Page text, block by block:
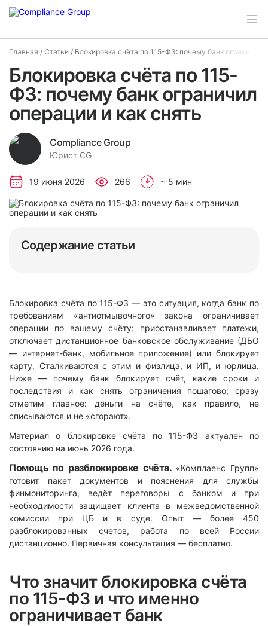
Главная / Статьи / Блокировка счёта по 115-ФЗ: почему банк ограничил операции и как снять
Блокировка счёта по 115-
ФЗ: почему банк ограничил
операции и как снять
Compliance Group
Юрист CG
19 июня 2026 266 ~ 5 мин
Содержание статьи
Блокировка счёта по 115-ФЗ — это ситуация, когда банк по
требованиям «антиотмывочного» закона ограничивает
операции по вашему счёту: приостанавливает платежи,
отключает дистанционное банковское обслуживание (ДБО
— интернет-банк, мобильное приложение) или блокирует
карту. Сталкиваются с этим и физлица, и ИП, и юрлица.
Ниже — почему банк блокирует счёт, какие сроки и
последствия и как снять ограничения пошагово; сразу
отметим главное: деньги на счёте, как правило, не
списываются и не «сгорают».
Материал о блокировке счёта по 115-ФЗ актуален по
состоянию на июнь 2026 года.
Помощь по разблокировке счёта. «Комплаенс Групп»
готовит пакет документов и пояснения для службы
финмониторинга, ведёт переговоры с банком и при
необходимости защищает клиента в межведомственной
комиссии при ЦБ и в суде. Опыт — более 450
разблокированных счетов, работа по всей России
дистанционно. Первичная консультация — бесплатно.
Что значит блокировка счёта
по 115-ФЗ и что именно
ограничивает банк